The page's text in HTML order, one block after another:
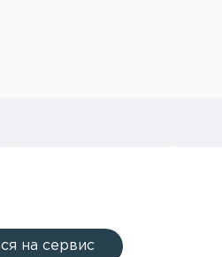
на сервис